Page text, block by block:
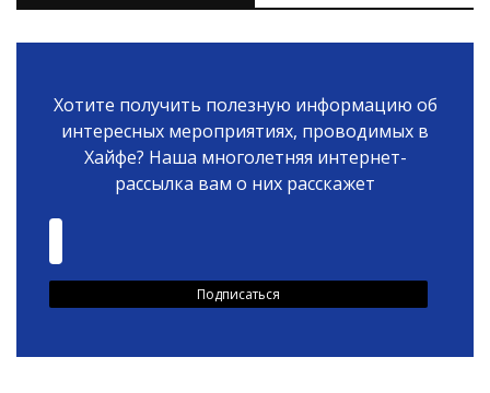
Хотите получить полезную информацию об
интересных мероприятиях, проводимых в
Хайфе? Наша многолетняя интернет-
рассылка вам о них расскажет